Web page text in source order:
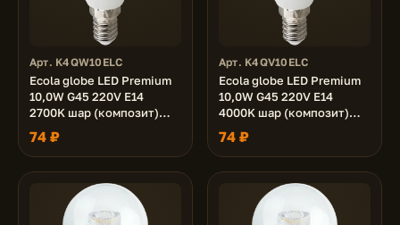
Арт. K4QW10ELC
Ecola globe LED Premium
10,0W G45 220V E14
2700K шар (композит)
82x45
74 ₽
Арт. K4QV10ELC
Ecola globe LED Premium
10,0W G45 220V E14
4000K шар (композит)
82x45
74 ₽